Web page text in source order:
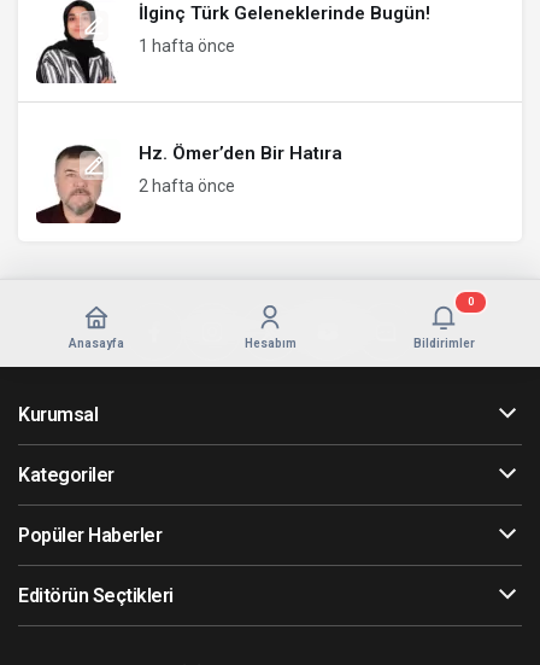
İlginç Türk Geleneklerinde Bugün!
1 hafta önce
Hz. Ömer’den Bir Hatıra
2 hafta önce
Anasayfa Hesabım Bildirimler
0
Kurumsal
Kategoriler
Popüler Haberler
Editörün Seçtikleri